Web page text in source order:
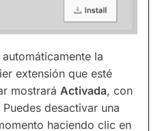
la
extensión que esté
mostrará Activada, con
desactivar una
haciendo clic en